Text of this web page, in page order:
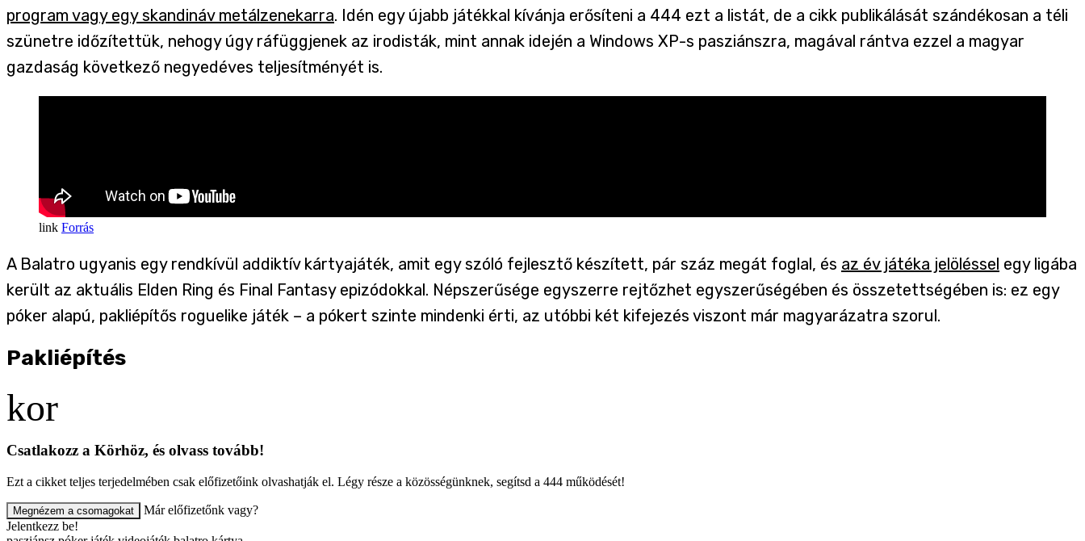
program vagy egy skandináv metálzenekarra. Idén egy újabb játékkal kívánja erősíteni a 444 ezt a listát, de a cikk publikálását szándékosan a téli
szünetre időzítettük, nehogy úgy ráfüggjenek az irodisták, mint annak idején a Windows XP-s pasziánszra, magával rántva ezzel a magyar
gazdaság következő negyedéves teljesítményét is.
Forrás
A Balatro ugyanis egy rendkívül addiktív kártyajáték, amit egy szóló fejlesztő készített, pár száz megát foglal, és az év játéka jelöléssel egy ligába
került az aktuális Elden Ring és Final Fantasy epizódokkal. Népszerűsége egyszerre rejtőzhet egyszerűségében és összetettségében is: ez egy
póker alapú, pakliépítős roguelike játék – a pókert szinte mindenki érti, az utóbbi két kifejezés viszont már magyarázatra szorul.
Pakliépítés
Csatlakozz a Körhöz, és olvass tovább!
Ezt a cikket teljes terjedelmében csak előfizetőink olvashatják el. Légy része a közösségünknek, segítsd a 444 működését!
Megnézem a csomagokat
Már előfizetőnk vagy?
Jelentkezz be!